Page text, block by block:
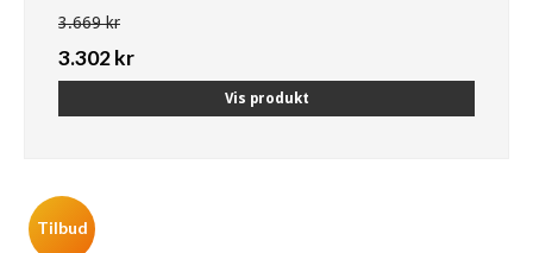
3.669 kr
3.302 kr
Vis produkt
Tilbud